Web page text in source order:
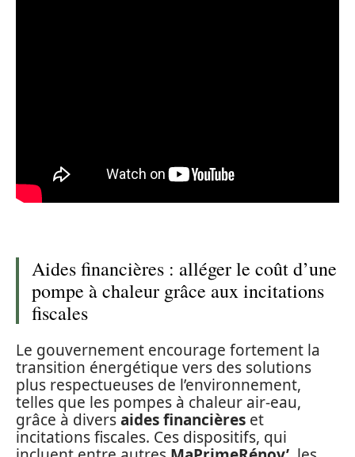
Aides financières : alléger le coût d’une
pompe à chaleur grâce aux incitations
fiscales
Le gouvernement encourage fortement la
transition énergétique vers des solutions
plus respectueuses de l’environnement,
telles que les pompes à chaleur air-eau,
grâce à diversaides financières et
incitations fiscales. Ces dispositifs, qui